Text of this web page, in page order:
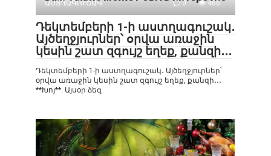
ԱՍՏՂԱԳՈՒՇԱԿ 0 466
Դեկտեմբերի 1-ի աստղագուշակ․
Այծեղջյուրներ՝ օրվա առաջին
կեսին շատ զգույշ եղեք, քանզի․․․
Դեկտեմբերի 1-ի աստղագուշակ․ Այծեղջյուրներ՝
օրվա առաջին կեսին շատ զգույշ եղեք, քանզի․․․
**Խոյ**. Այսօր ձեզ